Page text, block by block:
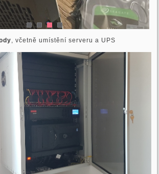
, včetně umístění serveru a UPS